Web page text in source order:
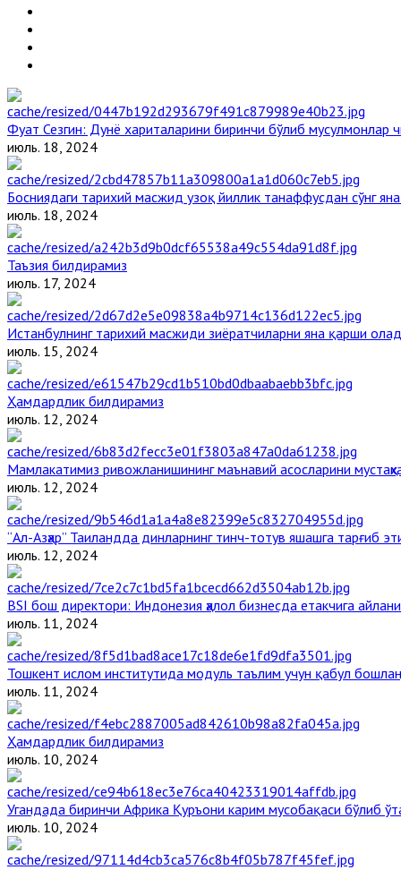
Фуат Сезгин: Дунё хариталарини биринчи бўлиб мусулмонлар
июль. 18, 2024
Босниядаги тарихий масжид узоқ йиллик танаффусдан сўнг
июль. 18, 2024
Таъзия билдирамиз
июль. 17, 2024
Истанбулнинг тарихий масжиди зиёратчиларни яна қарши
июль. 15, 2024
Ҳамдардлик билдирамиз
июль. 12, 2024
Мамлакатимиз ривожланишининг маънавий асосларини
июль. 12, 2024
“Ал-Азҳар” Таиландда динларнинг тинч-тотув яшашга тарғиб
июль. 12, 2024
BSI бош директори: Индонезия ҳалол бизнесда етакчига
июль. 11, 2024
Тошкент ислом институтида модуль таълим учун қабул
июль. 11, 2024
Ҳамдардлик билдирамиз
июль. 10, 2024
Угандада биринчи Aфрика Қуръони карим мусобақаси бўлиб
июль. 10, 2024